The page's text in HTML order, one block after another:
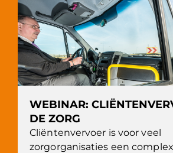
WEBINAR:
DE ZORG
Cliëntenvervoer is voor veel
zorgorganisaties een